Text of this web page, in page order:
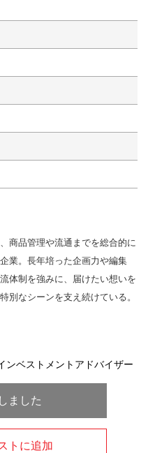
商品管理や流通までを総合的に
業。長年培った企画力や編集
体制を強みに、届けたい想いを
別なシーンを支え続けている。
ました
トに追加
ンベストメントアドバイザー